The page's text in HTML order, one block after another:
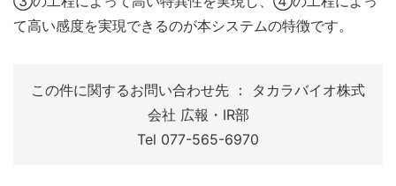
て高い感度を実現できるのが本システムの特徴です。
この件に関するお問い合わせ先 ： タカラバイオ株式
会社 広報・IR部
Tel 077-565-6970